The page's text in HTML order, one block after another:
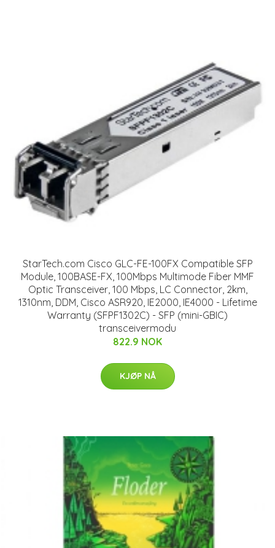
StarTech.com Cisco GLC-FE-100FX Compatible SFP
Module, 100BASE-FX, 100Mbps Multimode Fiber MMF
Optic Transceiver, 100 Mbps, LC Connector, 2km,
1310nm, DDM, Cisco ASR920, IE2000, IE4000 - Lifetime
Warranty (SFPF1302C) - SFP (mini-GBIC)
transceivermodu
822.9 NOK
KJØP NÅ